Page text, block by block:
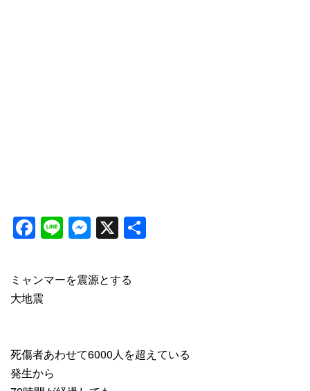
Facebook
LineMessenger
X
ミャンマーを震源とする
大地震
死傷者あわせて6000人を超えている
発生から